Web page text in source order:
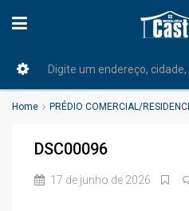
Home PRÉDIO COMERCIAL/
DSC00096
17 de junho de 2026